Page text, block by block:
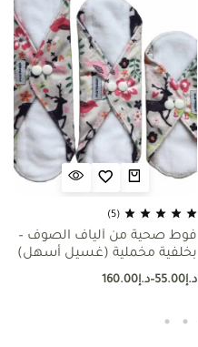
(5)
فوط صحية من ألياف الصوف –
بخلفية مخملية (غسيل أسهل)
د.إ55.00
–د.إ160.00